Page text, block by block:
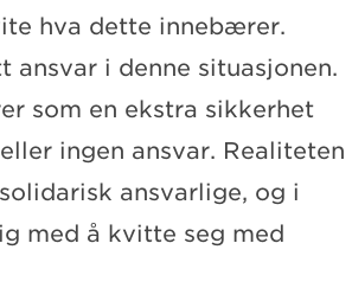
hva dette innebærer.
i denne situasjonen.
som en ekstra sikkerhet
ingen ansvar. Realiteten
ansvarlige, og i
med å kvitte seg med